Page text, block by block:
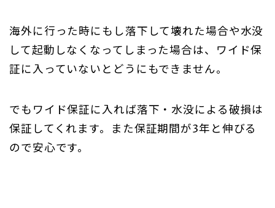
海外に行った時にもし落下して壊れた場合や水没
して起動しなくなってしまった場合は、ワイド保
証に入っていないとどうにもできません。
でもワイド保証に入れば落下・水没による破損は
保証してくれます。また保証期間が3年と伸びる
ので安心です。